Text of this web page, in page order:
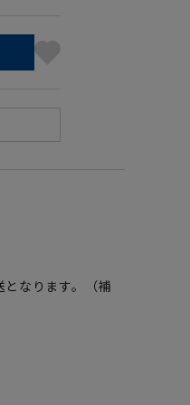
なります。（補